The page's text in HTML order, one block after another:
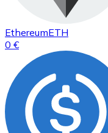
EthereumETH
0 €